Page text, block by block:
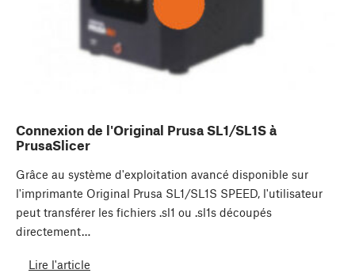
Connexion de l'Original Prusa SL1/SL1S à
PrusaSlicer
Grâce au système d'exploitation avancé disponible sur
l'imprimante Original Prusa SL1/SL1S SPEED, l'utilisateur
peut transférer les fichiers .sl1 ou .sl1s découpés
directement…
Lire l'article